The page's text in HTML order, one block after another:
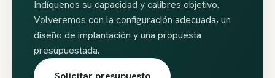
Indíquenos su capacidad y calibres objetivo.
Volveremos con la configuración adecuada, un
diseño de implantación y una propuesta
presupuestada.